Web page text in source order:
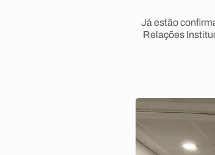
Já estão
Relações